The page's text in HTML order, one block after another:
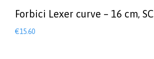
Forbici Lexer curve – 16 cm, SC
€15.60